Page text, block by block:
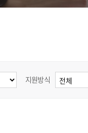
지원방식